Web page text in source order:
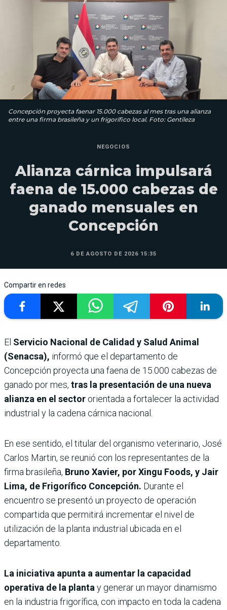
Concepción proyecta faenar 15.000 cabezas al mes tras una alianza
entre una firma brasileña y un frigorífico local. Foto: Gentileza
NEGOCIOS
Alianza cárnica impulsará
faena de 15.000 cabezas de
ganado mensuales en
Concepción
6 DE AGOSTO DE 2026 15:35
Compartir en redes
El Servicio Nacional de Calidad y Salud Animal
(Senacsa), informó que el departamento de
Concepción proyecta una faena de 15.000 cabezas de
ganado por mes, tras la presentación de una nueva
alianza en el sector orientada a fortalecer la actividad
industrial y la cadena cárnica nacional.
En ese sentido, el titular del organismo veterinario, José
Carlos Martin, se reunió con los representantes de la
firma brasileña, Bruno Xavier, por Xingu Foods, y Jair
Lima, de Frigorífico Concepción. Durante el
encuentro se presentó un proyecto de operación
compartida que permitirá incrementar el nivel de
utilización de la planta industrial ubicada en el
departamento.
La iniciativa apunta a aumentar la capacidad
operativa de la planta y generar un mayor dinamismo
en la industria frigorífica, con impacto en toda la cadena